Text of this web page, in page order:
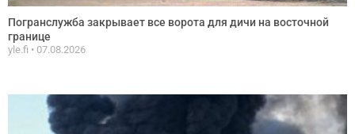
Погранслужба закрывает все ворота для дичи на восточной
границе
yle.fi 07.08.2026